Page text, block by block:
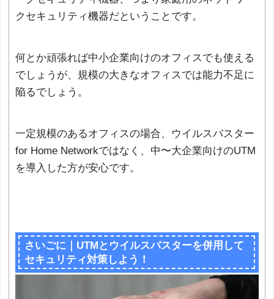
クセキュリティ機器だということです。
何とか頑張れば中小企業向けのオフィスでも使える
でしょうが、規模の大きなオフィスでは能力不足に
陥るでしょう。
一定規模のあるオフィスの場合、ウイルスバスター
for Home Networkではなく、中〜大企業向けのUTM
を導入した方が安心です。
さいごに｜UTMとウイルスバスターを併用して
セキュリティ対策しよう！